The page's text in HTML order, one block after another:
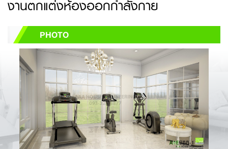
งานตกแต่งห้องออกกำลังกาย
PHOTO